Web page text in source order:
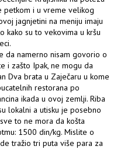
petkom i u vreme velikog
jagnjetini na meniju imaju
kako su to vekovima u kršu
da namerno nisam govorio o
i zašto Ipak, ne mogu da
Dva brata u Zaječaru u kome
restorana po
ikada u ovoj zemlji. Riba
lokalni a utisku je posebno
to ne mora da košta
1500 din/kg. Mislite o
tražio tri puta više para za